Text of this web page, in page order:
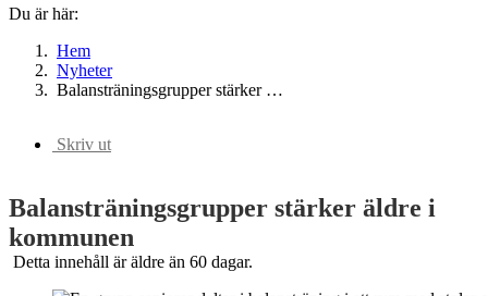
Du är här:
Hem
Nyheter
Balansträningsgrupper stärker …
Skriv ut
Balansträningsgrupper stärker äldre i
kommunen
Detta innehåll är äldre än 60 dagar.